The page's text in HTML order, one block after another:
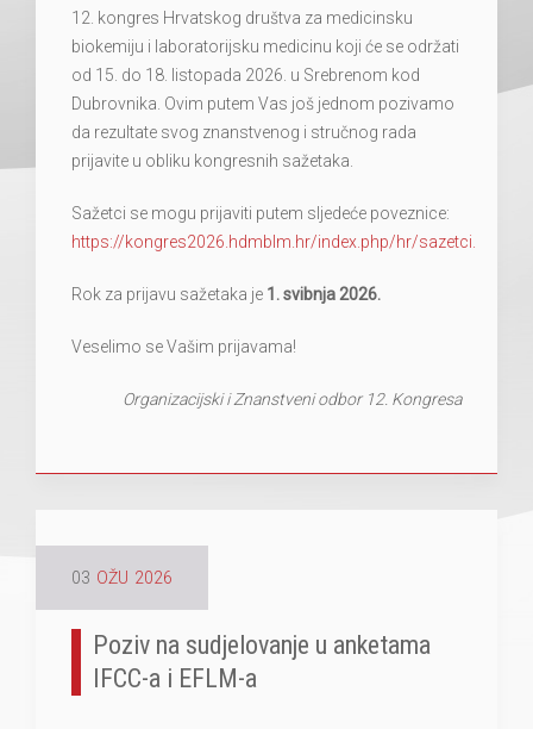
12. kongres Hrvatskog društva za medicinsku
biokemiju i laboratorijsku medicinu koji će se održati
od 15. do 18. listopada 2026. u Srebrenom kod
Dubrovnika. Ovim putem Vas još jednom pozivamo
da rezultate svog znanstvenog i stručnog rada
prijavite u obliku kongresnih sažetaka.
Sažetci se mogu prijaviti putem sljedeće poveznice:
https://kongres2026.hdmblm.hr/index.php/hr/sazetci.
Rok za prijavu sažetaka je 1. svibnja 2026.
Veselimo se Vašim prijavama!
Organizacijski i Znanstveni odbor 12. Kongresa
03 OŽU 2026
Poziv na sudjelovanje u anketama
IFCC-a i EFLM-a